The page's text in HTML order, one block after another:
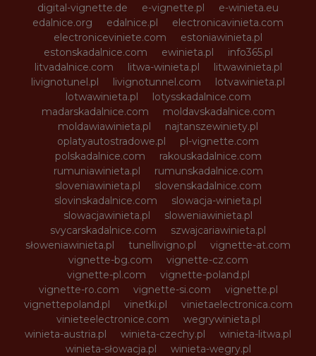
digital-vignette.de
e-vignette.pl
e-winieta.eu
edalnice.org
edalnice.pl
electronicavinieta.com
electroniceviniete.com
estoniawinieta.pl
estonskadalnice.com
ewinieta.pl
info365.pl
litvadalnice.com
litwa-winieta.pl
litwawinieta.pl
livignotunel.pl
livignotunnel.com
lotvawinieta.pl
lotwawinieta.pl
lotysskadalnice.com
madarskadalnice.com
moldavskadalnice.com
moldawiawinieta.pl
najtanszewiniety.pl
oplatyautostradowe.pl
pl-vignette.com
polskadalnice.com
rakouskadalnice.com
rumuniawinieta.pl
rumunskadalnice.com
sloveniawinieta.pl
slovenskadalnice.com
slovinskadalnice.com
slowacja-winieta.pl
slowacjawinieta.pl
sloweniawinieta.pl
svycarskadalnice.com
szwajcariawinieta.pl
słoweniawinieta.pl
tunellivigno.pl
vignette-at.com
vignette-bg.com
vignette-cz.com
vignette-pl.com
vignette-poland.pl
vignette-ro.com
vignette-si.com
vignette.pl
vignettepoland.pl
vinetki.pl
vinietaelectronica.com
vinieteelectronice.com
wegrywinieta.pl
winieta-austria.pl
winieta-czechy.pl
winieta-litwa.pl
winieta-słowacja.pl
winieta-wegry.pl